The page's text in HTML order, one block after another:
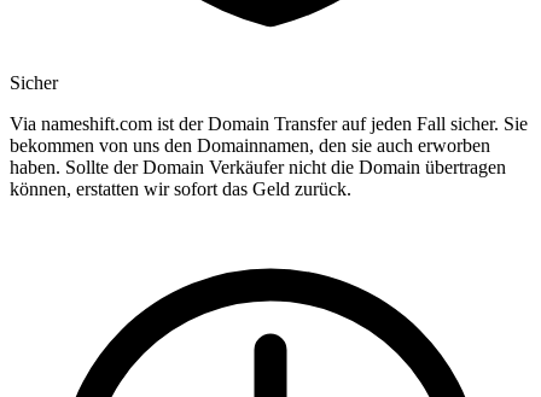
Sicher
Via nameshift.com ist der Domain Transfer auf jeden Fall sicher. Sie
bekommen von uns den Domainnamen, den sie auch erworben
haben. Sollte der Domain Verkäufer nicht die Domain übertragen
können, erstatten wir sofort das Geld zurück.